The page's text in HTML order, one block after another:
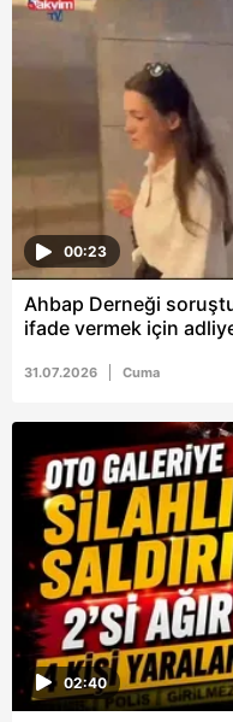
6698 sayılı Kişisel
hazırlanmış
ilgili mevzuata uygun
almak için lütfen
00:23
Ahbap Derneği
ifade vermek için
31.07.2026 Cuma
02:40